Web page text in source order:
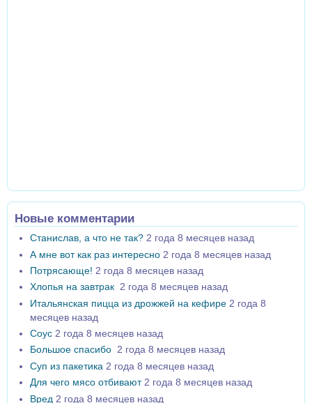
Новые комментарии
Станислав, а что не так? 2 года 8 месяцев назад
А мне вот как раз интересно 2 года 8 месяцев назад
Потрясающе! 2 года 8 месяцев назад
Хлопья на завтрак 2 года 8 месяцев назад
Итальянская пицца из дрожжей на кефире 2 года 8
месяцев назад
Соус 2 года 8 месяцев назад
Большое спасибо 2 года 8 месяцев назад
Суп из пакетика 2 года 8 месяцев назад
Для чего мясо отбивают 2 года 8 месяцев назад
Вред 2 года 8 месяцев назад